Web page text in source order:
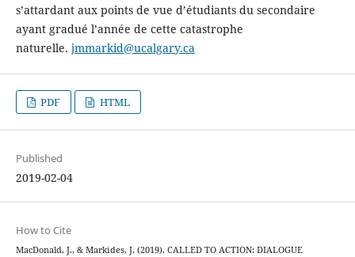
s’attardant aux points de vue d’étudiants du secondaire
ayant gradué l’année de cette catastrophe
naturelle. jmmarkid@ucalgary.ca
PDF HTML
Published
2019-02-04
How to Cite
MacDonald, J., & Markides, J. (2019). CALLED TO ACTION: DIALOGUE